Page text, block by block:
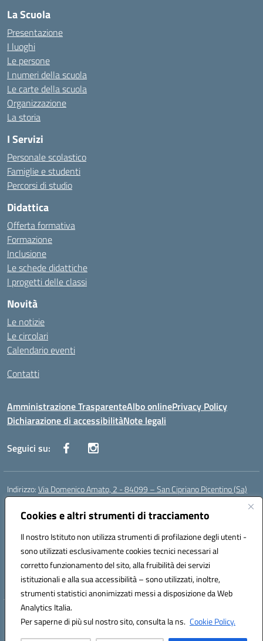
Cookies e altri strumenti di tracciamento
Il nostro Istituto non utilizza strumenti di profilazione degli utenti -
sono utilizzati esclusivamente cookies tecnici necessari al
corretto funzionamento del sito, alla fruibilità dei servizi
istituzionali e alla sua accessibilità – sono utilizzati, inoltre,
strumenti statistici anonimizzati messi a disposizione da Web
Analytics Italia.
Per saperne di più sul nostro sito, consulta la ns. Cookie Policy.
La Scuola
Presentazione
I luoghi
Le persone
I numeri della scuola
Le carte della scuola
Organizzazione
La storia
I Servizi
Personale scolastico
Famiglie e studenti
Percorsi di studio
Didattica
Offerta formativa
Formazione
Inclusione
Le schede didattiche
I progetti delle classi
Novità
Le notizie
Le circolari
Calendario eventi
Contatti
Amministrazione TrasparenteAlbo onlinePrivacy Policy
Dichiarazione di accessibilitàNote legali
Seguici su:
Indirizzo:Via Domenico Amato, 2 - 84099 – San Cipriano Picentino (Sa)
Centralino:
Posta elettronica certificata (PEC):saic87700c@pec.istruzione.it
Codice fiscale: 95075020651
Codice meccanografico:SAIC87700C
Codice Indice delle Pubbliche Amministrazioni (IPA): istsc_saic87700c
Codice unico di fatturazione (CUF): UFBWH2
Hosting & Powered by 3D Solution S.r.l.
Concept & Design by Designers Italia